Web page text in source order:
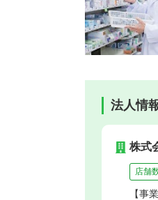
法人情
株式
店舗
【事